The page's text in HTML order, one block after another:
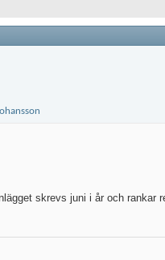
skrevs juni i år och